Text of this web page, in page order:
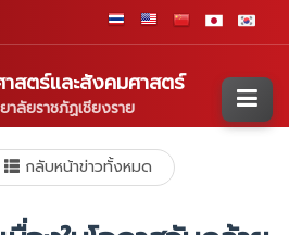
สตร์และสังคมศาสตร์
าลัยราชภัฏเชียงราย
กลับหน้าข่าวทั้งหมด